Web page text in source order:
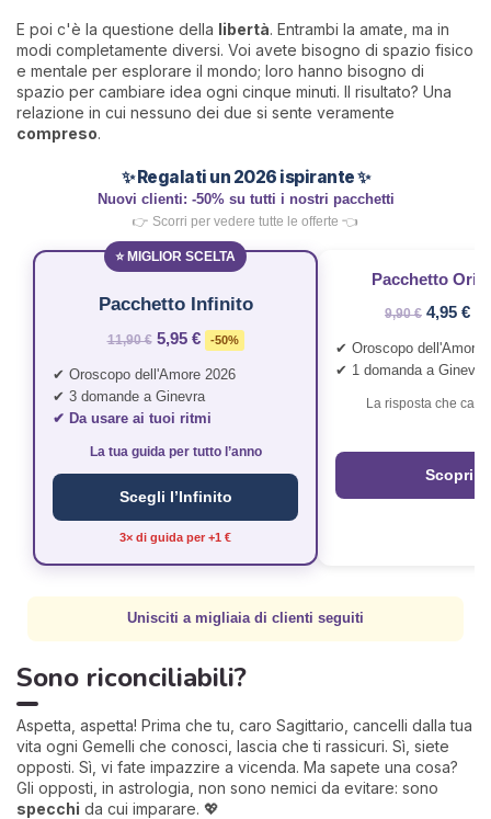
E poi c'è la questione della libertà. Entrambi la amate, ma in
modi completamente diversi. Voi avete bisogno di spazio fisico
e mentale per esplorare il mondo; loro hanno bisogno di
spazio per cambiare idea ogni cinque minuti. Il risultato? Una
relazione in cui nessuno dei due si sente veramente
compreso.
✨ Regalati un 2026 ispirante ✨
Nuovi clienti: -50% su tutti i nostri pacchetti
👉 Scorri per vedere tutte le offerte 👈
⭐ MIGLIOR SCELTA
Pacchetto Infinito
11,90 € 5,95 € -50%
✔ Oroscopo dell'Amore 2026
✔ 3 domande a Ginevra
✔ Da usare ai tuoi ritmi
La tua guida per tutto l’anno
Scegli l’Infinito
3× di guida per +1 €
Pacchetto
9,90 € 4,95 €
✔ Oroscopo dell'Amore
✔ 1 domanda a Ginevra
La risposta che
Scopri
Unisciti a migliaia di clienti seguiti
Sono riconciliabili?
Aspetta, aspetta! Prima che tu, caro Sagittario, cancelli dalla tua
vita ogni Gemelli che conosci, lascia che ti rassicuri. Sì, siete
opposti. Sì, vi fate impazzire a vicenda. Ma sapete una cosa?
Gli opposti, in astrologia, non sono nemici da evitare: sono
specchi da cui imparare. 💖